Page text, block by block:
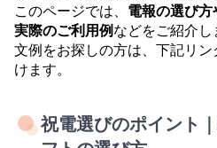
このページでは、 電報の選び方
実際のご利用例 などをご紹介し
文例をお探しの方は、下記リ
けます。
祝電選びのポイント